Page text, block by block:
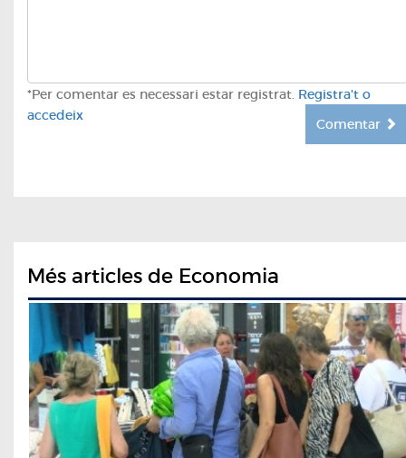
*Per comentar es necessari estar registrat. Registra't o
accedeix
Comentar
Més articles de Economia